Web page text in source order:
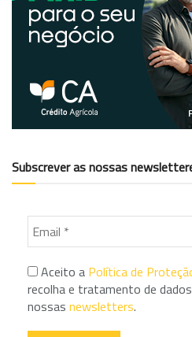
Subscrever as nossas
Aceito a Política de
recolha e tratamento de
nossas newsletters.